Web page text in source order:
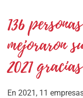
136
mejoraron
2021
En 2021, 11